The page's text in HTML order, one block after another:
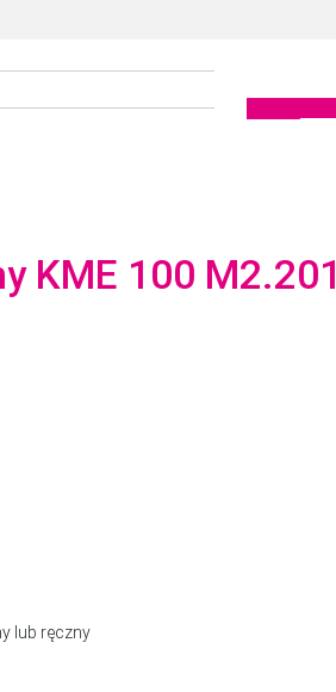
KME 100 M2.201
lub ręczny